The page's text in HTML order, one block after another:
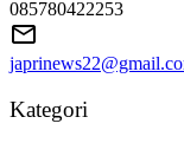
085780422253
Kategori